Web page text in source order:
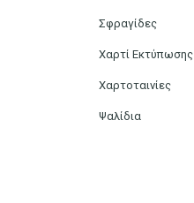
Σφραγίδες
Χαρτί Εκτύπωσης
Χαρτοταινίες
Ψαλίδια